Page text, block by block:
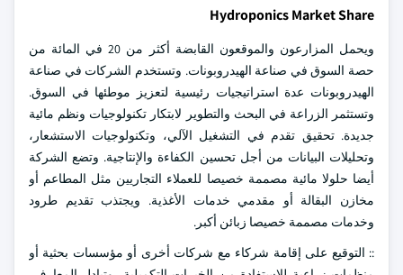
Hydroponics Market Share
ويحمل المزارعون والموقعون القابضة أكثر من 20 في المائة من
حصة السوق في صناعة الهيدروبونات. وتستخدم الشركات في صناعة
الهيدروبونات عدة استراتيجيات رئيسية لتعزيز موطئها في السوق.
وتستثمر الزراعة في البحث والتطوير لابتكار تكنولوجيات ونظم مائية
جديدة. تحقيق تقدم في التشغيل الآلي، وتكنولوجيات الاستشعار،
وتحليلات البيانات من أجل تحسين الكفاءة والإنتاجية. وتضع الشركة
أيضا حلولا مائية مصممة خصيصا للعملاء التجاريين مثل المطاعم أو
مخازن البقالة أو مقدمي خدمات الأغذية. ويجتذب تقديم طرود
وخدمات مصممة خصيصا زبائن أكبر.
:: التوقيع على إقامة شركاء مع شركات أخرى أو مؤسسات بحثية أو